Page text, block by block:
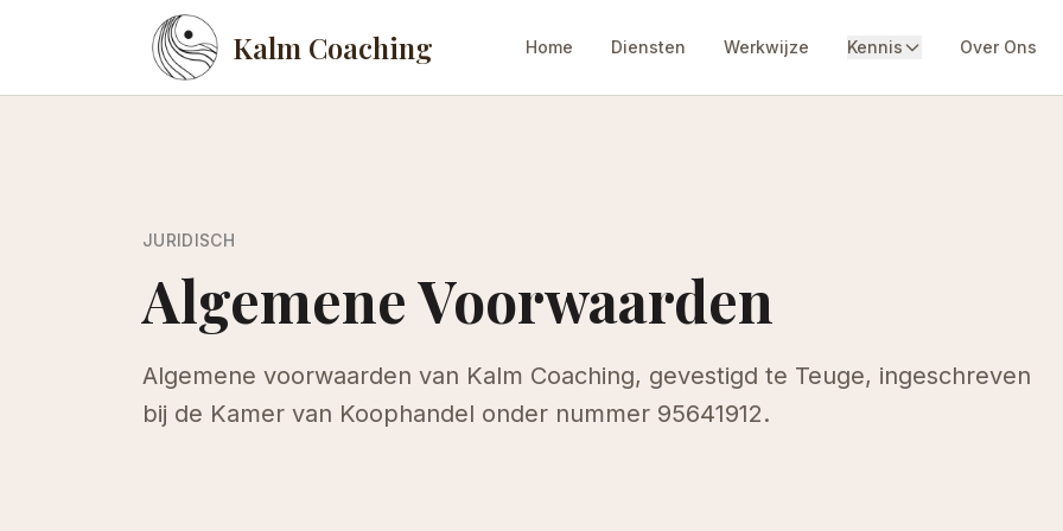
Kalm Coaching Home Diensten Werkwijze Kennis Over Ons
JURIDISCH
Algemene Voorwaarden
Algemene voorwaarden van Kalm Coaching, gevestigd te Teuge, ingeschreven
bij de Kamer van Koophandel onder nummer 95641912.